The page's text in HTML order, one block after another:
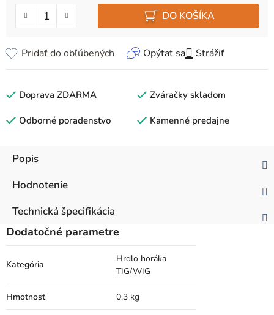
DO KOŠÍKA
Opýtať sa Strážiť
Pridať do obľúbených
Doprava ZDARMA Zváračky skladom
Odborné poradenstvo Kamenné predajne
Popis
Hodnotenie
Technická špecifikácia
Dodatočné parametre
Kategória
Hrdlo horáka
TIG/WIG
Hmotnosť 0.3 kg